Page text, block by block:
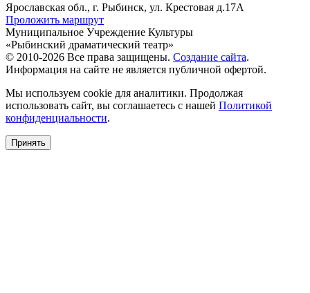
Ярославская обл., г. Рыбинск, ул. Крестовая д.17А
Проложить маршрут
Муниципальное Учреждение Культуры
«Рыбинский драматический театр»
© 2010-2026 Все права защищены. Создание сайта.
Информация на сайте не является публичной офертой.
Мы используем cookie для аналитики. Продолжая
использовать сайт, вы соглашаетесь с нашей Политикой
конфиденциальности.
Принять